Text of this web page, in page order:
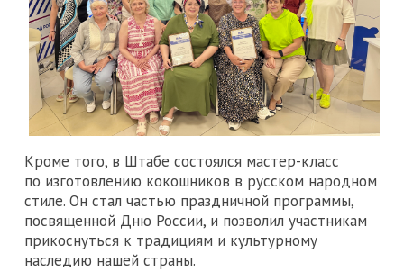
Кроме того, в Штабе состоялся мастер-класс
по изготовлению кокошников в русском народном
стиле. Он стал частью праздничной программы,
посвященной Дню России, и позволил участникам
прикоснуться к традициям и культурному
наследию нашей страны.